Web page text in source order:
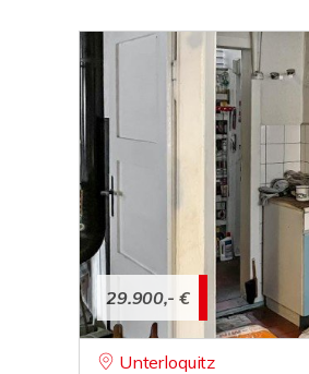
29.900,- €
Unterloquitz